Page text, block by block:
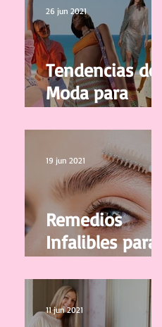
Tendencias de
Moda para
Mujer
Primavera/Vera
no 2021
26 jun 2021
Remedios
Infalibles para
que tus Cejas
vuelvan a
Crecer
19 jun 2021
11 jun 2021